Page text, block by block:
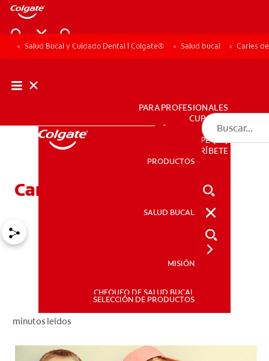
PRODUCTOS
SELECCIÓN DE PRODUCTOS
PARA PROFESIONALES
CUPONES
DÓNDE COMPRAR
PE (ES)
SUSCRÍBETE
PRODUCTOS
SALUD BUCAL
MISIÓN
CHEQUEO DE SALUD BUCAL
SELECCIÓN DE PRODUCTOS
Salud Bucal y Cuidado Dental | Colgate® Salud bucal Caries
Caries dentales
minutos leídos